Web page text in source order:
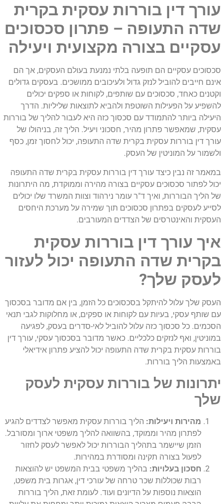
עורך דין בוררות עסקית בקרית
שדה התעופה – פתרון סכסוכים
עסקיים בצורה מקצועית ויעילה
סכסוכים עסקיים הם תופעה בלתי נמנעת בעולם העסקים, אך הם
אינם חייבים להוביל לנזק גדול ולעיכובים ממושכים. בעסקים גדולים
וקטנים כאחד, סכסוכים עם שותפים, לקוחות או ספקים יכולים
להשפיע על הפעילות השוטפת ולהביא לתוצאות שליליות. הדרך
היעילה ביותר להתמודד עם סכסוך כזה היא לעבור להליך של בוררות
עסקית, שמאפשר פתרון מהיר, חסכוני ויעיל. הליך זה, בניהולו של
עורך דין בוררות עסקית בקרית שדה התעופה, יכול לחסוך זמן, כסף
ולשמור על המוניטין של העסק.
במאמר זה נבין כיצד עורך דין בוררות עסקית בקרית שדה התעופה
יכול לפתור סכסוכים עסקיים בצורה מהירה וממוקדת, מה היתרונות
של הליך הבוררות, ואיך ד"ר עומר נירהוד וצוות המשרד שלו יכולים
לסייע לעסקים בפתרון סכסוכים תוך שמירה על מערכת היחסים
העסקית והאינטרסים של הצדדים המעורבים.
איך עורך דין בוררות עסקית
בקרית שדה התעופה יכול לעזור
לעסק שלך?
העסק שלך עלול להיתקל בסכסוכים כל הזמן, בין אם מדובר בסכסוך
עם שותף עסקי, בעיות עם לקוחות או ספקים, או מחלוקות לגבי תנאי
הסכמים. כל סכסוך כזה עלול להוביל לאי-סדרים בעסק, לפגיעה
במוניטין, ואף לנזקים כלכליים. כאשר מדובר בסכסוך עסקי, עורך דין
בוררות עסקית בקרית שדה התעופה יכול להציע פתרון אידיאלי
באמצעות הליך בוררות.
יתרונות של בוררות עסקית לעסק
שלך
מהירות ויעילות: הליך בוררות עסקית מאפשר לצדדים להגיע
לפתרון מהיר וממוקד, בהשוואה להליך משפטי ארוך ומסורבל.
הזמן שיישמר בתהליך הבוררות יכול לאפשר לעסק לחזור
לפעול בצורה תקינה ומסודרת במהירות.
חסכון בעלויות: בהליך משפטי בבית המשפט יש להוצאות
רבות שכוללות שכר טרחה של עורכי דין, אגרות בית משפט,
הוצאות נוספות על הדיונים ועוד. לעומת זאת, הליך בוררות